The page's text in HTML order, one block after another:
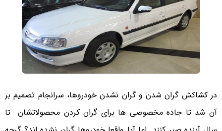
در کشاکش گران شدن و گران نشدن خودروها، سرانجام تصمیم بر
آن شد تا جاده مخصوصی ها برای گران کردن محصولاتشان تا